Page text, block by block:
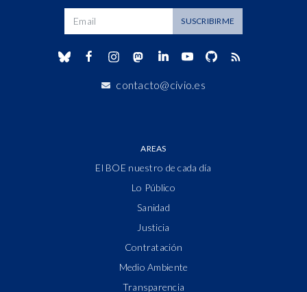
Dirección de correo SUSCRIBIRME
contacto@civio.es
AREAS
El BOE nuestro de cada día
Lo Público
Sanidad
Justicia
Contratación
Medio Ambiente
Transparencia